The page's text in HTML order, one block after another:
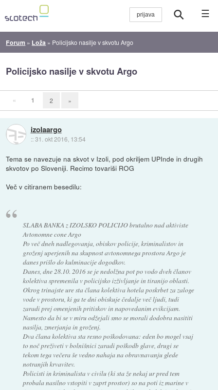
☰
Forum » Loža » Policijsko nasilje v skvotu Argo
Policijsko nasilje v skvotu Argo
« 1 2 »
izolaargo
::31. okt 2016, 13:54
Tema se navezuje na skvot v Izoli, pod okriljem UPInde in drugih
skvotov po Sloveniji. Recimo tovariši ROG
Več v citiranem besedilu:
SLABA BANKA z IZOLSKO POLICIJO brutalno nad aktiviste
Avtonomne cone Argo
Po več dneh nadlegovanja, obiskov policije, kriminalistov in
groženj uperjenih na skupnost avtonomnega prostora Argo je
danes prišlo do kulminacije dogodkov.
Danes, dne 28.10. 2016 se je nedolžna pot po vodo dveh članov
kolektiva spremenila v policijsko izživljanje in tiranijo oblasti.
Okrog trinajste ure sta člana kolektiva hotela poskrbet za zaloge
vode v prostoru, ki ga te dni obiskuje čedalje več ljudi, tudi
zaradi prej omenjenih pritiskov in napovedanim evikcijam.
Namesto da bi se v miru odžejali smo se morali dodobra nasititi
nasilja, zmerjanja in groženj.
Dva člana kolektiva sta resno poškodovana: eden bo mogel vsaj
to noč preživeti v bolnišnici zaradi poškodb glave, drugi se
tekom tega večera še vedno nahaja na obravnavanju glede
notranjih krvavitev.
Policisti in kriminalista v civilu (ki sta že nekaj ur pred tem
probala nasilno vstopiti v zaprt prostor) so na poti iz marine v